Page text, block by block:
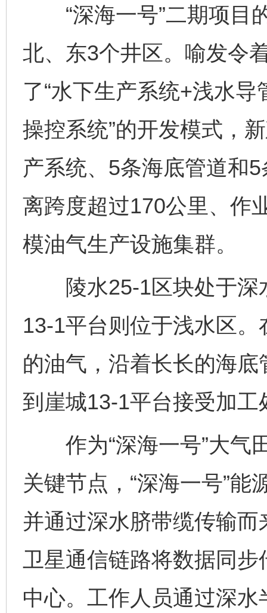
“深海一号”二期项目
北、东3个井区。喻发令
了“水下生产系统+浅水
操控系统”的开发模式，
产系统、5条海底管道和
离跨度超过170公里、作
模油气生产设施集群。
陵水25-1区块处于深
13-1平台则位于浅水区
的油气，沿着长长的海底
到崖城13-1平台接受加工
作为“深海一号”大气
关键节点，“深海一号”
并通过深水脐带缆传输
卫星通信链路将数据同
中心。工作人员通过深